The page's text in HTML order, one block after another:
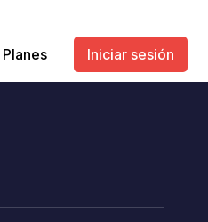
Planes Iniciar sesión